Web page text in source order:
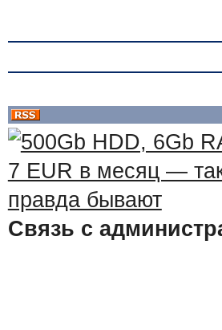
Связь с